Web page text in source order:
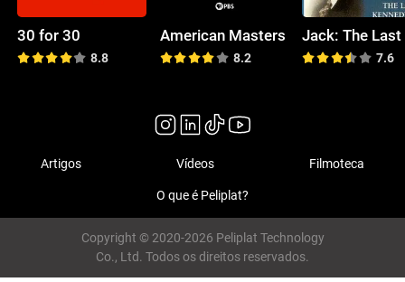
30 for 30
8.8
American Masters
8.2 7.6
Artigos Vídeos Filmoteca
O que é Peliplat?
Copyright © 2020-2026 Peliplat Technology
Co., Ltd. Todos os direitos reservados.